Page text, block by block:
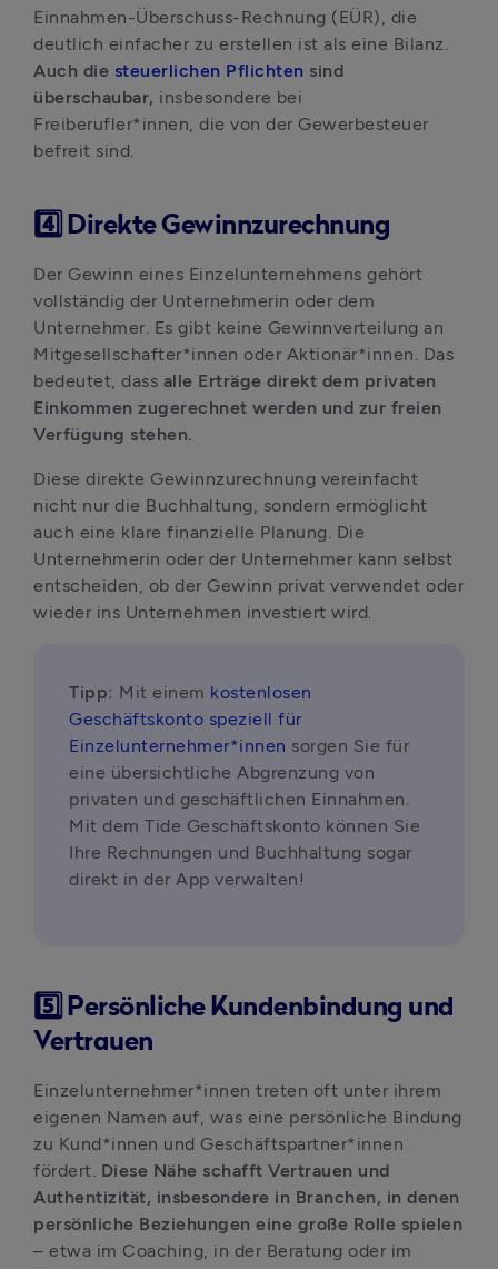
Einnahmen-Überschuss-Rechnung (EÜR), die
Auch die steuerlichen Pflichten sind
überschaubar, insbesondere bei
Freiberufler*innen, die von der Gewerbesteuer
befreit sind.
4️⃣ Direkte Gewinnzurechnung
Der Gewinn eines Einzelunternehmens gehört
vollständig der Unternehmerin oder dem
Unternehmer. Es gibt keine Gewinnverteilung an
Mitgesellschafter*innen oder Aktionär*innen. Das
bedeutet, dass alle Erträge direkt dem privaten
Einkommen zugerechnet werden und zur freien
Verfügung stehen.
Diese direkte Gewinnzurechnung vereinfacht
nicht nur die Buchhaltung, sondern ermöglicht
auch eine klare finanzielle Planung. Die
Unternehmerin oder der Unternehmer kann selbst
entscheiden, ob der Gewinn privat verwendet oder
wieder ins Unternehmen investiert wird.
Tipp: Mit einem kostenlosen
Geschäftskonto speziell für
Einzelunternehmer*innen sorgen Sie für
eine übersichtliche Abgrenzung von
privaten und geschäftlichen Einnahmen.
Mit dem Tide Geschäftskonto können Sie
Ihre Rechnungen und Buchhaltung sogar
direkt in der App verwalten!
5️⃣ Persönliche Kundenbindung und
Vertrauen
Einzelunternehmer*innen treten oft unter ihrem
eigenen Namen auf, was eine persönliche Bindung
zu Kund*innen und Geschäftspartner*innen
fördert. Diese Nähe schafft Vertrauen und
Authentizität, insbesondere in Branchen, in denen
– etwa im Coaching, in der Beratung oder im